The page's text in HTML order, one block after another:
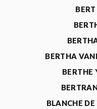
BERTHA
BERTHE
BLANCHE